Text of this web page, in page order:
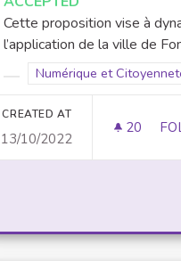
Cette proposition vise à
l’application de la ville de
Filter results for scope:
Numérique et
CREATED AT
13/10/2022
20 20